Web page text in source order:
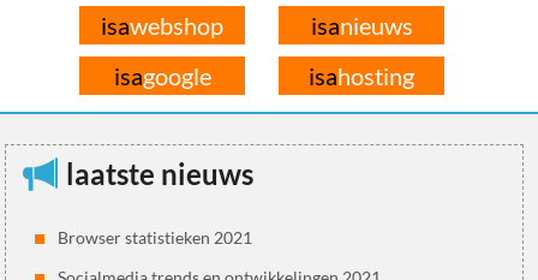
isawebshop isanieuws
isagoogle isahosting
laatste nieuws
Browser statistieken 2021